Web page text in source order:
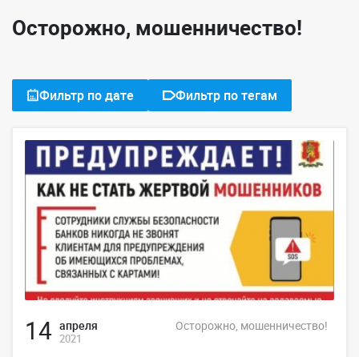
Осторожно, мошенничество!
Фильтр по дате Фильтр по тегам
14 апреля
2021
Осторожно, мошенничество!